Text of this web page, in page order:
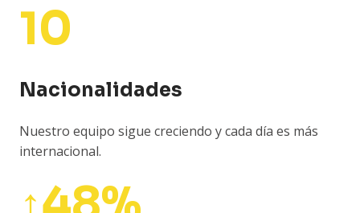
10
Nacionalidades
Nuestro equipo sigue creciendo y cada día es más
internacional.